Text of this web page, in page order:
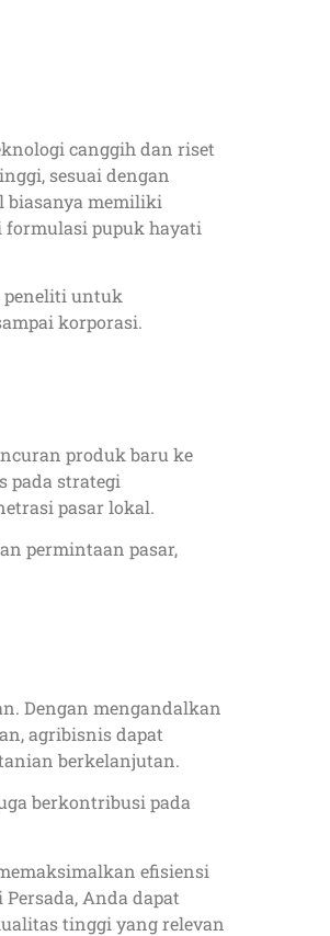
canggih dan riset
sesuai dengan
biasanya memiliki
formulasi pupuk hayati
peneliti untuk
korporasi.
produk baru ke
pada strategi
pasar lokal.
permintaan pasar,
Dengan mengandalkan
agribisnis dapat
berkelanjutan.
berkontribusi pada
efisiensi
Anda dapat
tinggi yang relevan